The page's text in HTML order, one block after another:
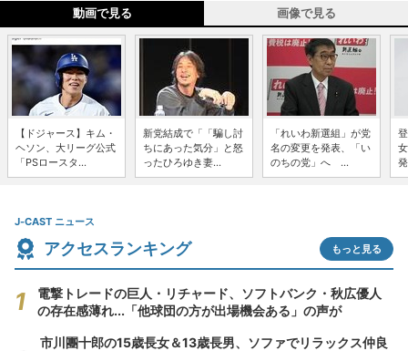
動画で見る 画像で見る
【ドジャース】キム・
ヘソン、大リーグ公式
「PSロースタ...
新党結成で「「騙し討
ちにあった気分」と怒
ったひろゆき妻...
「れいわ新選組」が党
名の変更を発表、「い
のちの党」へ ...
J-CAST ニュース
アクセスランキング もっと見る
電撃トレードの巨人・リチャード、ソフトバンク・秋広優人
の存在感薄れ...「他球団の方が出場機会ある」の声が
市川團十郎の15歳長女＆13歳長男、ソファでリラックス仲良